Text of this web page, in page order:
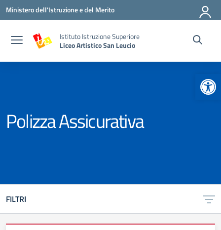
Vai ai contenuti
Vai al menu di navigazione
Vai al footer
Ministero dell'Istruzione e del Merito
Istituto Istruzione Superiore
Liceo Artistico San Leucio
Polizza Assicurativa
FILTRI